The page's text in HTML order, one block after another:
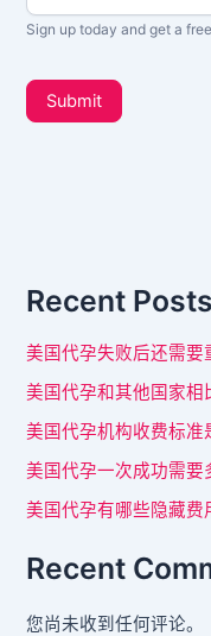
s
t
t
b
r
Sign up today and get a
Submit
你
人
类
请
空
。
Recent Posts
美国代孕失败后还需要
美国代孕和其他国家相
美国代孕机构收费标准
美国代孕一次成功需要
美国代孕有哪些隐藏
Recent
您尚未收到任何评论。